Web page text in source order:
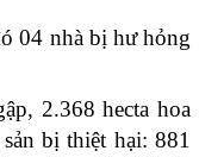
04 nhà bị hư hỏng
2.368 hecta hoa
bị thiệt hại: 881